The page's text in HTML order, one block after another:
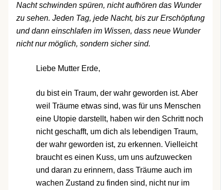
Nacht schwinden spüren, nicht aufhören das Wunder
zu sehen. Jeden Tag, jede Nacht, bis zur Erschöpfung
und dann einschlafen im Wissen, dass neue Wunder
nicht nur möglich, sondern sicher sind.
Liebe Mutter Erde,
du bist ein Traum, der wahr geworden ist. Aber
weil Träume etwas sind, was für uns Menschen
eine Utopie darstellt, haben wir den Schritt noch
nicht geschafft, um dich als lebendigen Traum,
der wahr geworden ist, zu erkennen. Vielleicht
braucht es einen Kuss, um uns aufzuwecken
und daran zu erinnern, dass Träume auch im
wachen Zustand zu finden sind, nicht nur im